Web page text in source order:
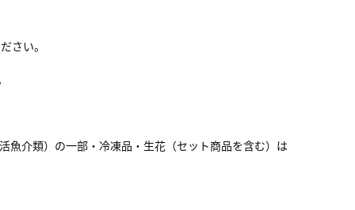
さい。
介類）の一部・冷凍品・生花（セット商品を含む）は